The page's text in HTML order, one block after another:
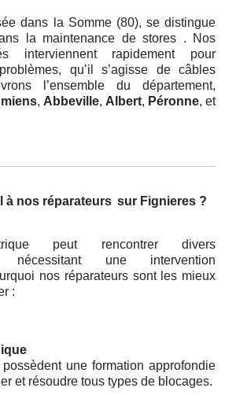
dans la Somme (80), se distingue
la maintenance de stores . Nos
interviennent rapidement pour
qu’il s’agisse de câbles
l’ensemble du département,
, Abbeville, Albert, Péronne, et
à nos réparateurs sur Fignieres ?
peut rencontrer divers
nécessitant une intervention
nos réparateurs sont les mieux
:
une formation approfondie
et résoudre tous types de blocages.